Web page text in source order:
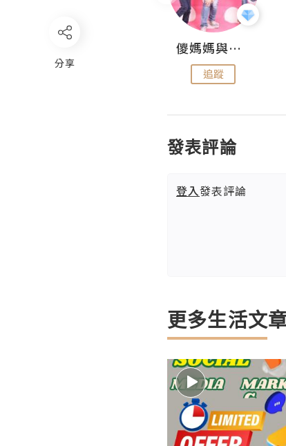
分享
儍媽媽與兩隻小魔怪之家
追蹤
發表評論
登入發表評論
更多生活文